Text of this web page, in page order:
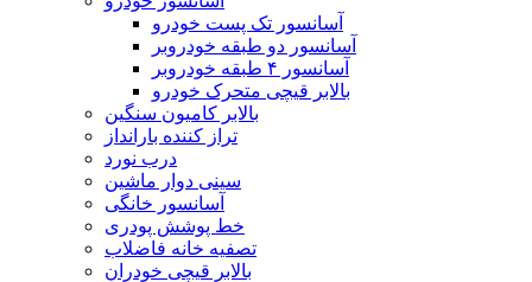
آسانسور تک پست خودرو
آسانسور دو طبقه خودروبر
آسانسور ۴ طبقه خودروبر
بالابر قیچی متحرک خودرو
بالابر کامیون سنگین
تراز کننده بارانداز
درب نورد
سینی دوار ماشین
آسانسور خانگی
خط پوشش پودری
تصفیه خانه فاضلاب
بالابر قیچی خودران